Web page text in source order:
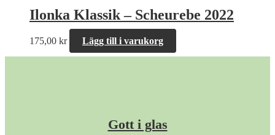
Ilonka Klassik – Scheurebe 2022
175,00 kr Lägg till i varukorg
Gott i glas